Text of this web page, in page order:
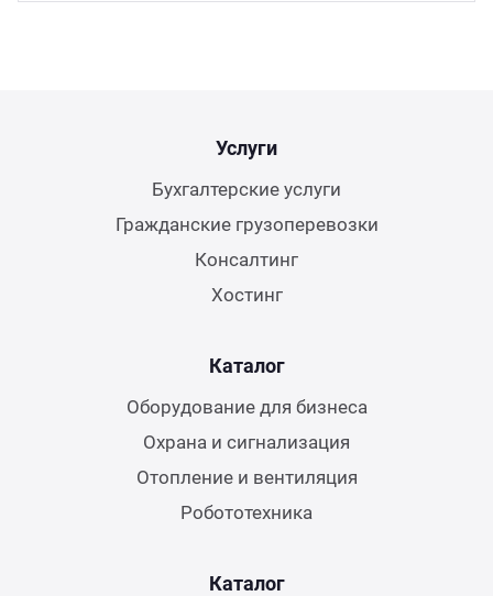
Услуги
Бухгалтерские услуги
Гражданские грузоперевозки
Консалтинг
Хостинг
Каталог
Оборудование для бизнеса
Охрана и сигнализация
Отопление и вентиляция
Робототехника
Каталог